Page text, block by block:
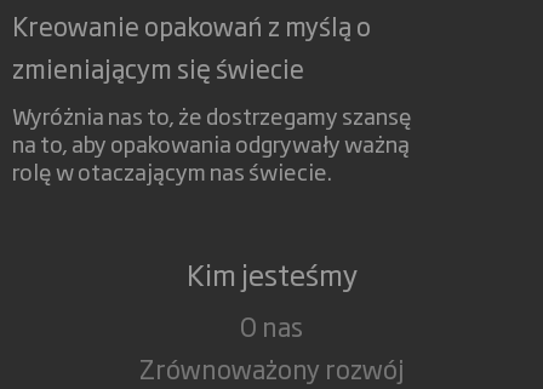
Kreowanie opakowań z myślą o
zmieniającym się świecie
Wyróżnia nas to, że dostrzegamy szansę
na to, aby opakowania odgrywały ważną
rolę w otaczającym nas świecie.
Kim jesteśmy
O nas
Zrównoważony rozwój